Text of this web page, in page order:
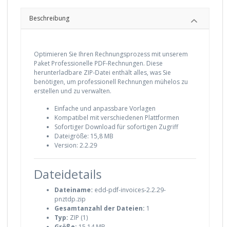
Beschreibung
Optimieren Sie Ihren Rechnungsprozess mit unserem
Paket Professionelle PDF-Rechnungen. Diese
herunterladbare ZIP-Datei enthält alles, was Sie
benötigen, um professionell Rechnungen mühelos zu
erstellen und zu verwalten.
Einfache und anpassbare Vorlagen
Kompatibel mit verschiedenen Plattformen
Sofortiger Download für sofortigen Zugriff
Dateigröße: 15,8 MB
Version: 2.2.29
Dateidetails
Dateiname: edd-pdf-invoices-2.2.29-
pnztdp.zip
Gesamtanzahl der Dateien: 1
Typ: ZIP (1)